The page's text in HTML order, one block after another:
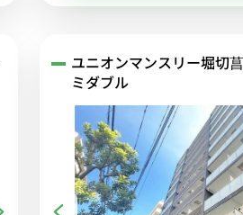
ユニオンマンスリー堀切
ミダブル